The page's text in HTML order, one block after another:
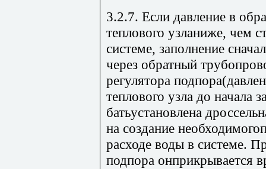
3.2.7. Если давление в
теплового узланиже, чем
системе, заполнение
через обратный
регулятора
теплового узла до начала
батьустановлена
на создание
расходе воды в системе.
подпора онприкрывается